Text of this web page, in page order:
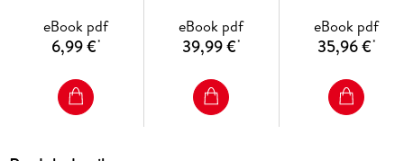
eBook pdf
6,99 €*
eBook pdf
39,99 €*
eBook pdf
35,96 €*